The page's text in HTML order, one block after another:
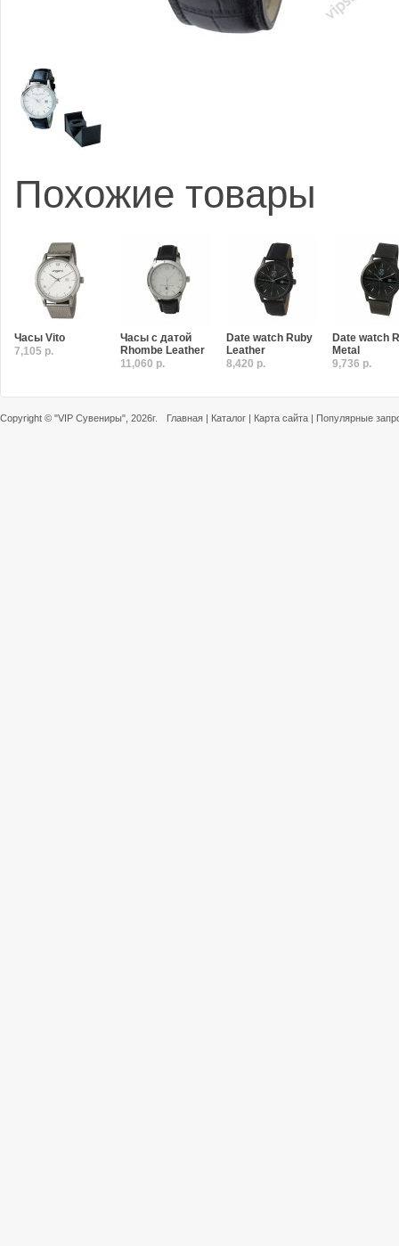
Похожие товары
Часы Vito
7,105 р.
Часы с датой
Rhombe Leather
11,060 р.
Date watch Ruby
Leather
8,420 р.
Date watch
Metal
9,736 р.
Copyright © "VIP Сувениры" , 2026г. Главная | Каталог | Карта сайта | Популярные